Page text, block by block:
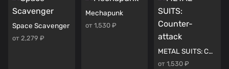
Space Scavenger
от 2,279 ₽
Mechapunk
от 1,530 ₽
METAL SUITS: Counter-attack
от 1,530 ₽